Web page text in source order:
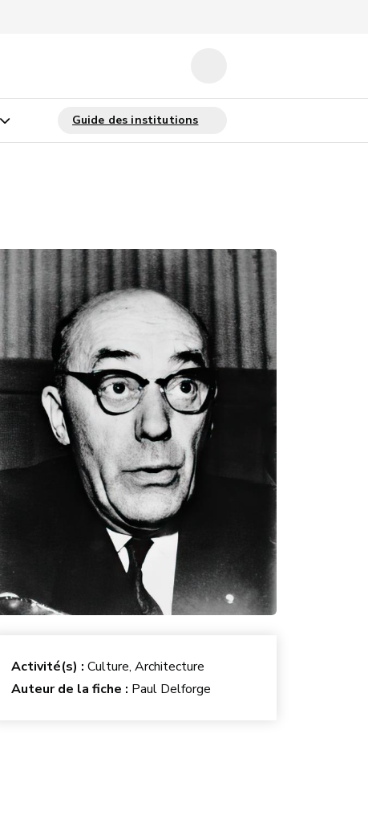
Activité(s) : Culture, Architecture
Auteur de la fiche : Paul Delforge